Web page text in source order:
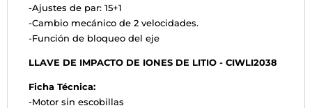
-Ajustes de par: 15+1
-Cambio mecánico de 2 velocidades.
-Función de bloqueo del eje
LLAVE DE IMPACTO DE IONES DE LITIO - CIWLI2038
Ficha Técnica:
-Motor sin escobillas